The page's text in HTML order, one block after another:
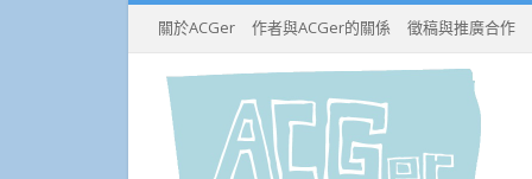
關於ACGer 作者與ACGer的關係 徵稿與推廣合作